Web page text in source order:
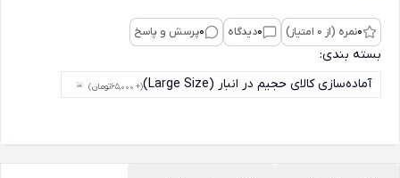
0نمره (از 0 امتیاز) 0دیدگاه 0پرسش و پاسخ
بسته بندی:
آماده‌سازی کالای حجیم در انبار (Large Size)
(+ 65,000 تومان)